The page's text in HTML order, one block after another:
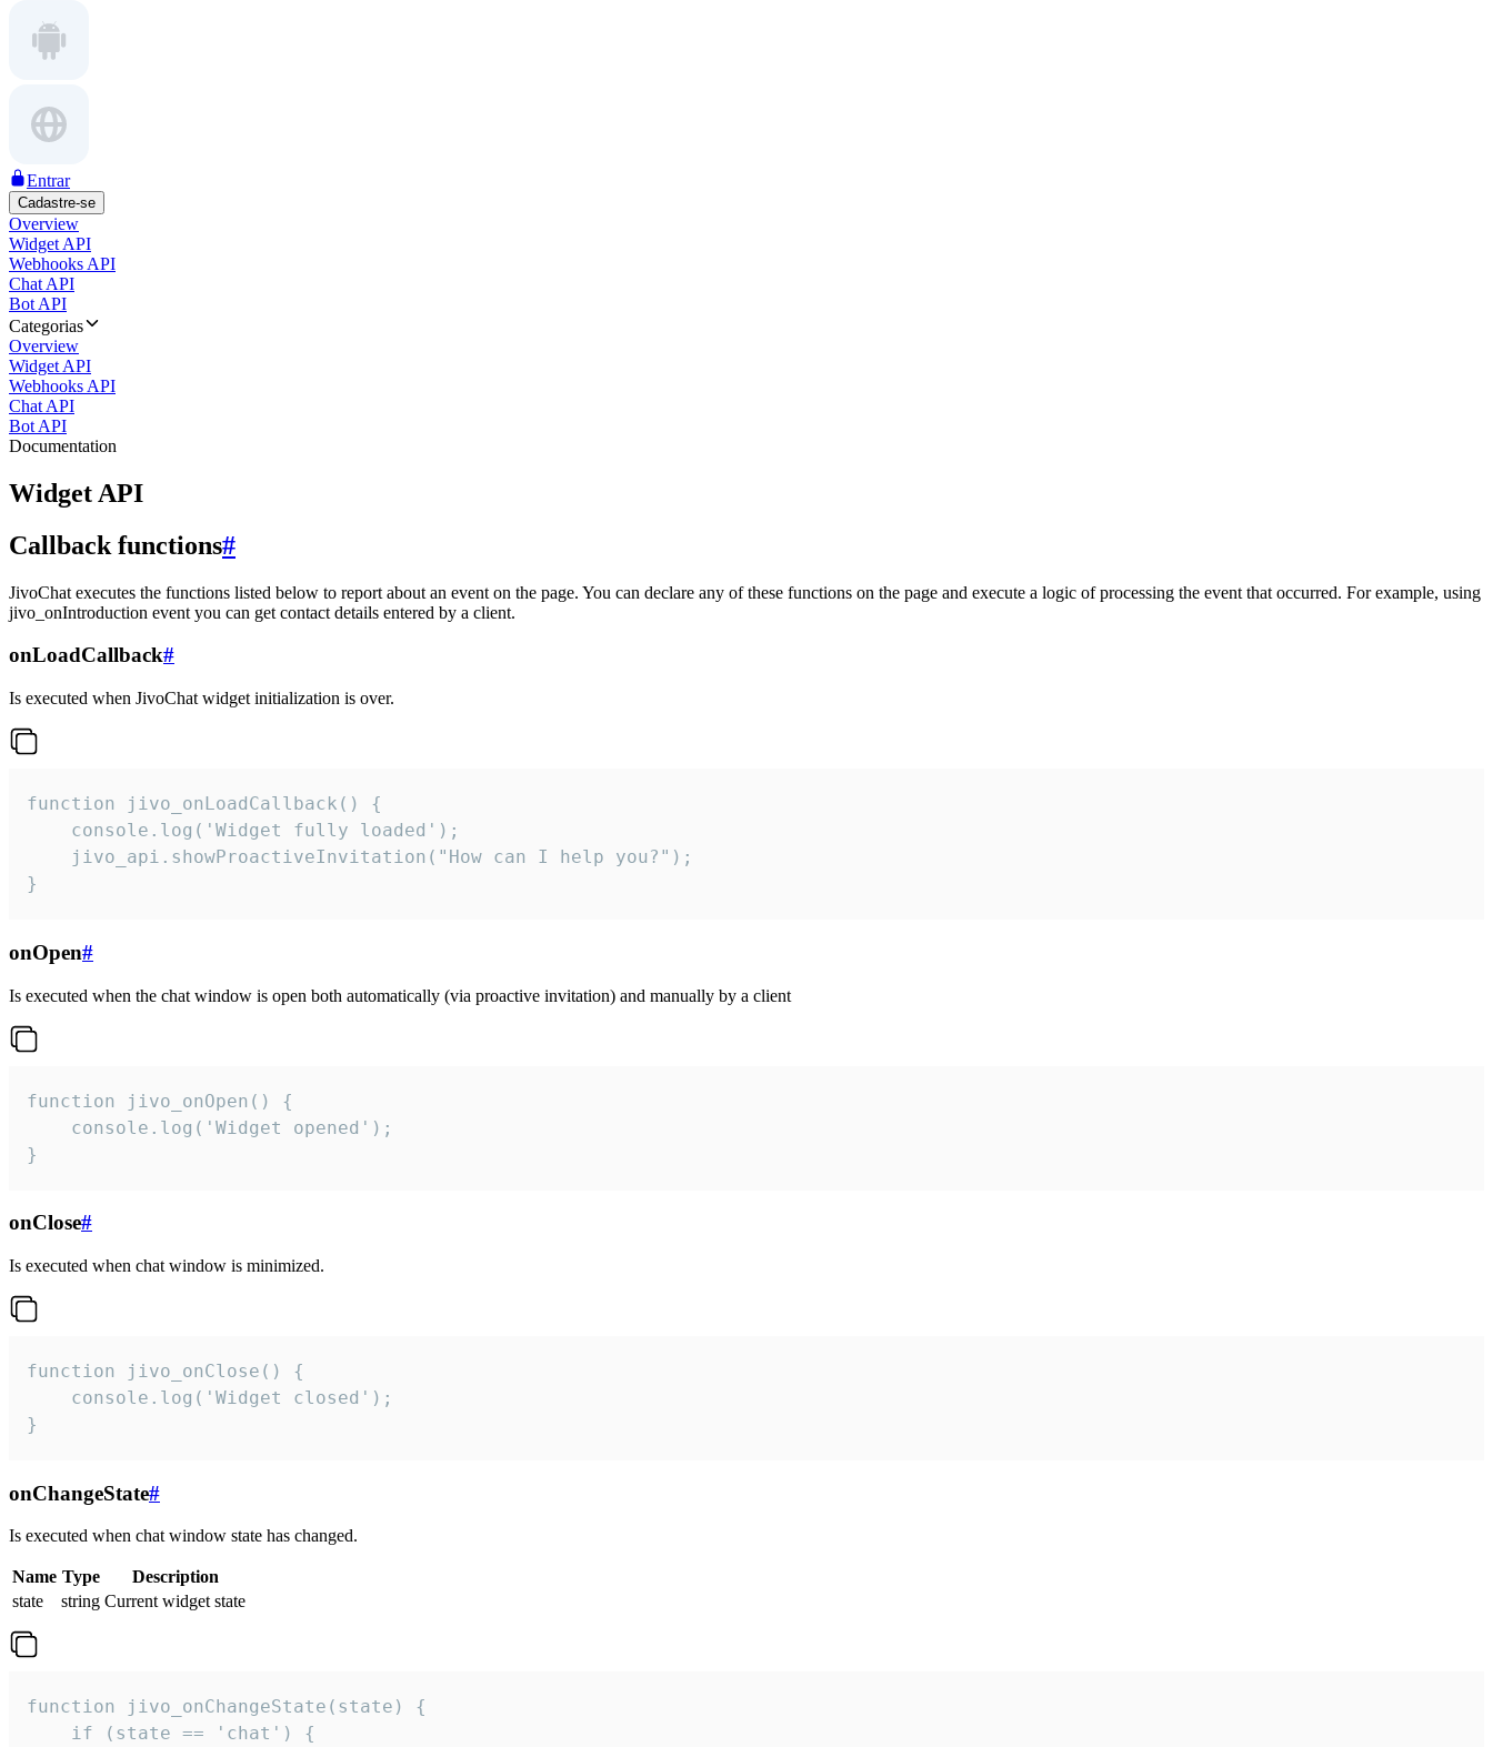
Entrar
Cadastre-se
Overview
Widget API
Webhooks API
Chat API
Bot API
Categorias
Overview
Widget API
Webhooks API
Chat API
Bot API
Documentation
Widget API
Callback functions#
JivoChat executes the functions listed below to report about an event on the page. You can declare any of these functions on the page and execute a logic of processing the event that occurred. For example, using
jivo_onIntroduction event you can get contact details entered by a client.
onLoadCallback#
Is executed when JivoChat widget initialization is over.
function jivo_onLoadCallback() {
    console.log('Widget fully loaded');
    jivo_api.showProactiveInvitation("How can I help you?");
}
onOpen#
Is executed when the chat window is open both automatically (via proactive invitation) and manually by a client
function jivo_onOpen() {
    console.log('Widget opened');
}
onClose#
Is executed when chat window is minimized.
function jivo_onClose() {
    console.log('Widget closed');
}
onChangeState#
Is executed when chat window state has changed.
Name Type
Description
state
string Current widget state
function jivo_onChangeState(state) {
    if (state == 'chat') {